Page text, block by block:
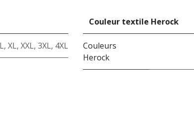
L, XL, XXL, 3XL, 4XL
Couleur textile Herock
Couleurs
Herock